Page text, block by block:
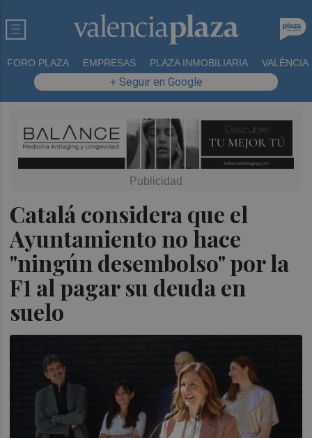
FORO PLAZA EMPRESAS PLAZA INMOBILIARIA VALÈNCIA
+ Seguir en Google
Catalá considera que el
Ayuntamiento no hace
"ningún desembolso" por la
F1 al pagar su deuda en
suelo